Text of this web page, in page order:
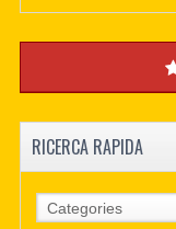
RICERCA RAPIDA